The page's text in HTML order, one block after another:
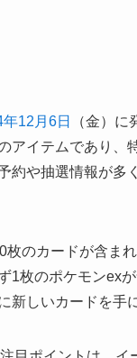
12月6日
（金）
アイテムであり
約や抽選情報が
のカードが含ま
1枚のポケモンex
新しいカードを手